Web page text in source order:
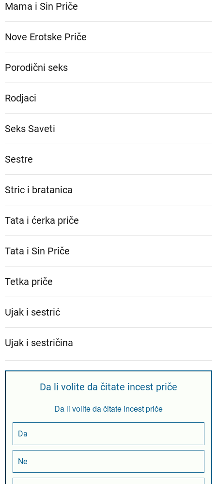
Mama i Sin Priče
Nove Erotske Priče
Porodični seks
Rodjaci
Seks Saveti
Sestre
Stric i bratanica
Tata i ćerka priče
Tata i Sin Priče
Tetka priče
Ujak i sestrić
Ujak i sestričina
Da li volite da čitate incest priče
Da li volite da čitate incest priče
Da
Ne